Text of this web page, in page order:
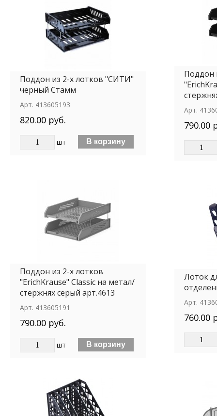
Поддон из 2-х лотков "СИТИ"
черный Стамм
Арт. 413605193
820.00 руб.
шт
Поддон
Арт.
790.00
Поддон из 2-х лотков
"ErichKrause" Classic на метал/
стержнях серый арт.4613
Арт. 413605191
790.00 руб.
шт
Лоток
Арт.
760.00